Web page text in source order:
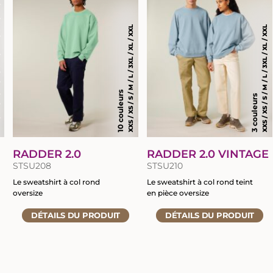
produit
10 couleursXXS / XS / S / M / L / 3XL / XL / XXL
RADDER 2.0
STSU208
Le sweatshirt à col rond
oversize
Accéder
DÉTAILS DU PRODUIT
3 couleursXXS / XS / S / M / L / 3XL / XL / XXL
RADDER 2.0 VINTAGE
STSU210
Le sweatshirt à col rond teint
en pièce oversize
Accéder
DÉTAILS DU PRODUIT